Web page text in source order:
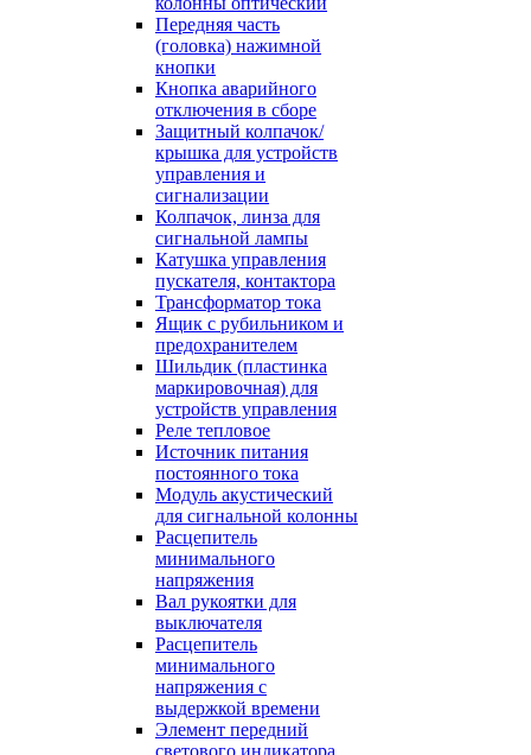
Передняя часть
(головка) нажимной
кнопки
Кнопка аварийного
отключения в сборе
Защитный колпачок/
крышка для устройств
управления и
сигнализации
Колпачок, линза для
сигнальной лампы
Катушка управления
пускателя, контактора
Трансформатор тока
Ящик с рубильником и
предохранителем
Шильдик (пластинка
маркировочная) для
устройств управления
Реле тепловое
Источник питания
постоянного тока
Модуль акустический
для сигнальной колонны
Расцепитель
минимального
напряжения
Вал рукоятки для
выключателя
Расцепитель
минимального
напряжения с
выдержкой времени
Элемент передний
светового индикатора